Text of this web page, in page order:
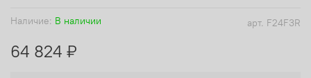
арт. F24F3R
Наличие: В наличии
64 824 ₽